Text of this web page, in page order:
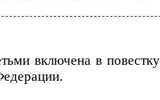
включена в